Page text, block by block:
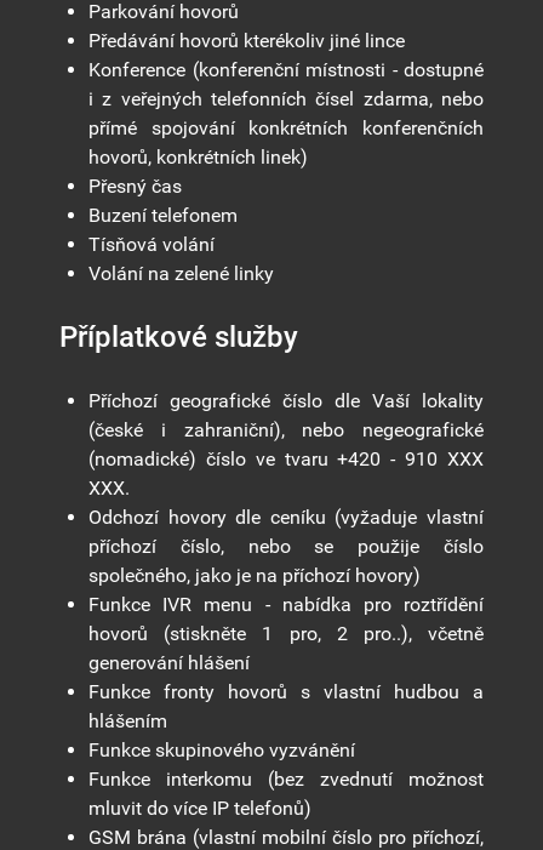
Parkování hovorů
Předávání hovorů kterékoliv jiné lince
Konference (konferenční místnosti - dostupné
i z veřejných telefonních čísel zdarma, nebo
přímé spojování konkrétních konferenčních
hovorů, konkrétních linek)
Přesný čas
Buzení telefonem
Tísňová volání
Volání na zelené linky
Příplatkové služby
Příchozí geografické číslo dle Vaší lokality
(české i zahraniční), nebo negeografické
(nomadické) číslo ve tvaru +420 - 910 XXX
XXX.
Odchozí hovory dle ceníku (vyžaduje vlastní
příchozí číslo, nebo se použije číslo
společného, jako je na příchozí hovory)
Funkce IVR menu - nabídka pro roztřídění
hovorů (stiskněte 1 pro, 2 pro..), včetně
generování hlášení
Funkce fronty hovorů s vlastní hudbou a
hlášením
Funkce skupinového vyzvánění
Funkce interkomu (bez zvednutí možnost
mluvit do více IP telefonů)
GSM brána (vlastní mobilní číslo pro příchozí,